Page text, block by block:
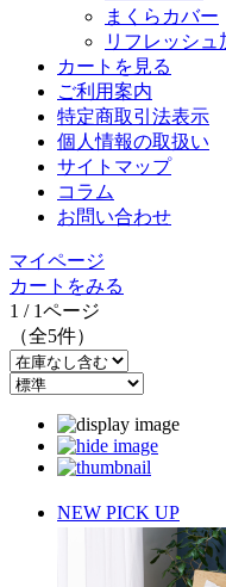
まくらカバー
リフレッシュ
カートを見る
ご利用案内
特定商取引法表示
個人情報の取扱い
サイトマップ
コラム
お問い合わせ
マイページ
カートをみる
1 / 1ページ
（全5件）
NEW PICK UP